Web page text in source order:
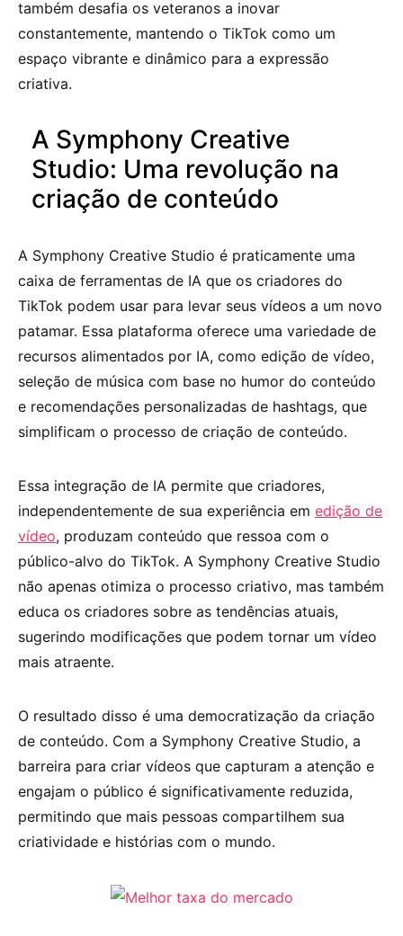
também desafia os veteranos a inovar
constantemente, mantendo o TikTok como um
espaço vibrante e dinâmico para a expressão
criativa.
A Symphony Creative
Studio: Uma revolução na
criação de conteúdo
A Symphony Creative Studio é praticamente uma
caixa de ferramentas de IA que os criadores do
TikTok podem usar para levar seus vídeos a um novo
patamar. Essa plataforma oferece uma variedade de
recursos alimentados por IA, como edição de vídeo,
seleção de música com base no humor do conteúdo
e recomendações personalizadas de hashtags, que
simplificam o processo de criação de conteúdo.
Essa integração de IA permite que criadores,
independentemente de sua experiência em edição de
vídeo, produzam conteúdo que ressoa com o
público-alvo do TikTok. A Symphony Creative Studio
não apenas otimiza o processo criativo, mas também
educa os criadores sobre as tendências atuais,
sugerindo modificações que podem tornar um vídeo
mais atraente.
O resultado disso é uma democratização da criação
de conteúdo. Com a Symphony Creative Studio, a
barreira para criar vídeos que capturam a atenção e
engajam o público é significativamente reduzida,
permitindo que mais pessoas compartilhem sua
criatividade e histórias com o mundo.